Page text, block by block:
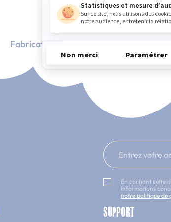
Fabrication Française
Entrez votre
En cochant cette
informations
notre politique de
SUPPORT